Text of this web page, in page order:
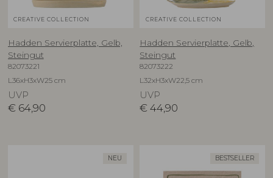
CREATIVE COLLECTION
Hadden Servierplatte, Gelb,
Steingut
82073221
L36xH3xW25 cm
UVP
€ 64,90
CREATIVE COLLECTION
Hadden Servierplatte, Gelb,
Steingut
82073222
L32xH3xW22,5 cm
UVP
€ 44,90
NEU BESTSELLER